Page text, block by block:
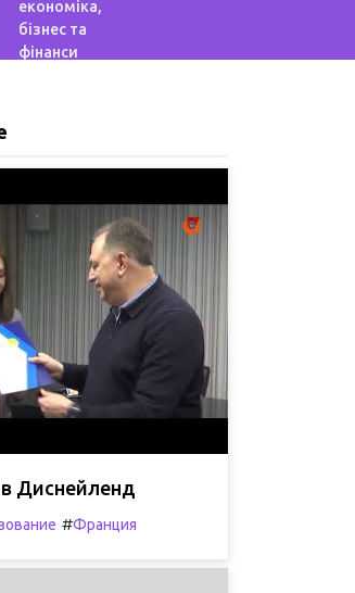
економіка,
бізнес та
фінанси
Диснейленд
#Франция